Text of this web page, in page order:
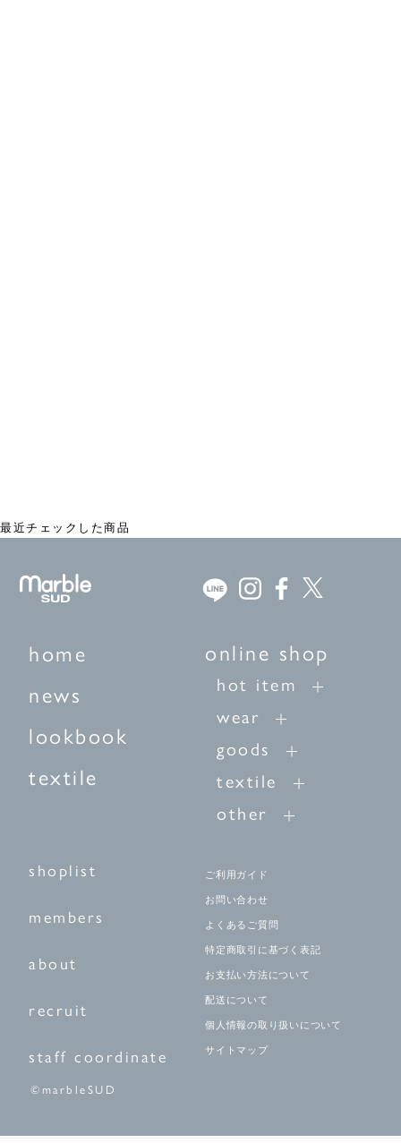
最近チェックした商品
home
news
lookbook
textile
online shop
hot item
wear
goods
textile
other
shoplist
members
about
recruit
staff coordinate
ご利用ガイド
お問い合わせ
よくあるご質問
特定商取引に基づく表記
お支払い方法について
配送について
個人情報の取り扱いについて
サイトマップ
©marbleSUD